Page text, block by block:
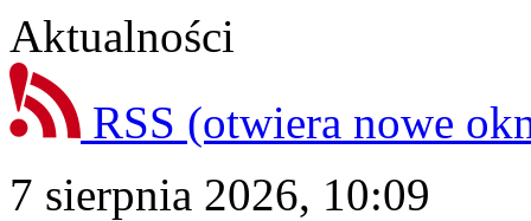
Aktualności
RSS (otwiera nowe
7 sierpnia 2026, 10:09